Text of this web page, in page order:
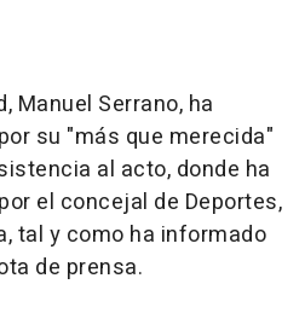
Manuel Serrano, ha
su "más que merecida"
al acto, donde ha
el concejal de Deportes,
tal y como ha informado
de prensa.